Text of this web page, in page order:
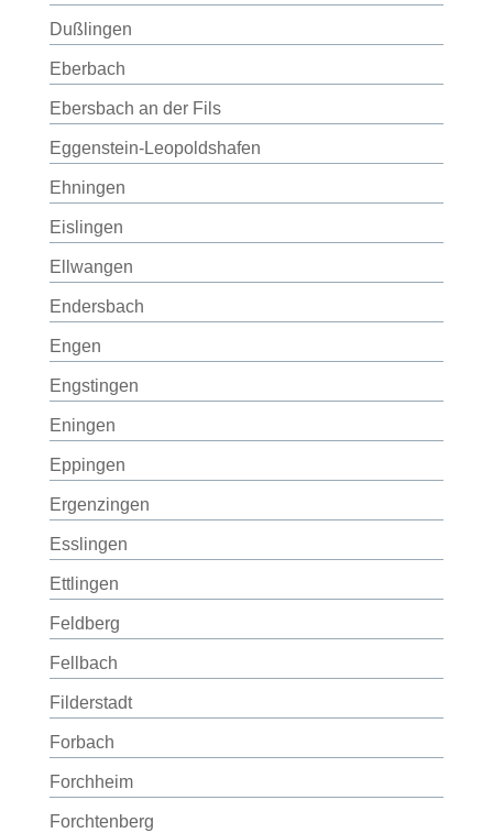
Dußlingen
Eberbach
Ebersbach an der Fils
Eggenstein-Leopoldshafen
Ehningen
Eislingen
Ellwangen
Endersbach
Engen
Engstingen
Eningen
Eppingen
Ergenzingen
Esslingen
Ettlingen
Feldberg
Fellbach
Filderstadt
Forbach
Forchheim
Forchtenberg